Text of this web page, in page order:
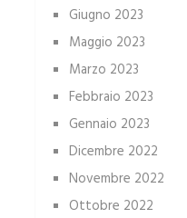
Giugno 2023
Maggio 2023
Marzo 2023
Febbraio 2023
Gennaio 2023
Dicembre 2022
Novembre 2022
Ottobre 2022